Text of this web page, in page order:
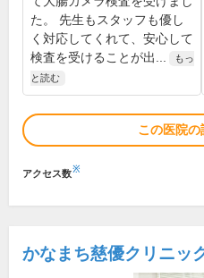
た。 先生もスタッフも優し
く対応してくれて、安心して
検査を受けることが出...
もっ
と読む
この医院の
アクセス数※
かなまち慈優クリニッ